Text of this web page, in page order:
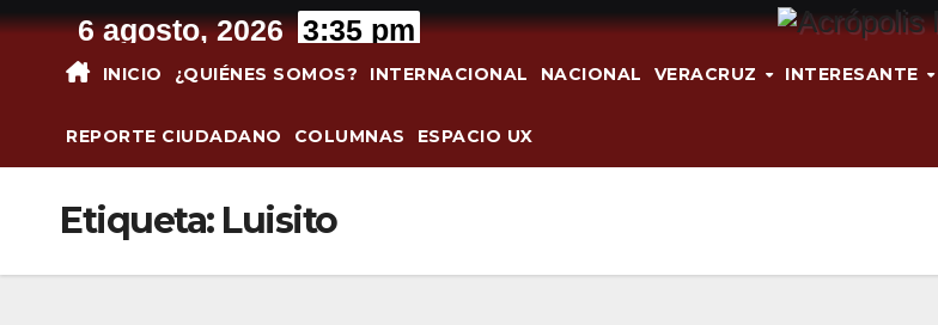
Saltar
contenido
6 agosto, 2026 3:35 pm
INICIO ¿QUIÉNES SOMOS? INTERNACIONAL NACIONAL VERACRUZ INTERESANTE
REPORTE CIUDADANO COLUMNAS ESPACIO UX
Etiqueta: Luisito